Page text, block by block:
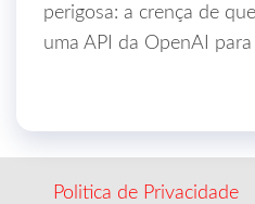
perigosa: a crença de
uma API da OpenAI
Politica de Privacidade